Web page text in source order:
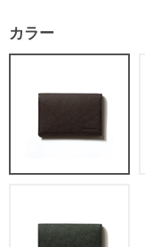
カラー